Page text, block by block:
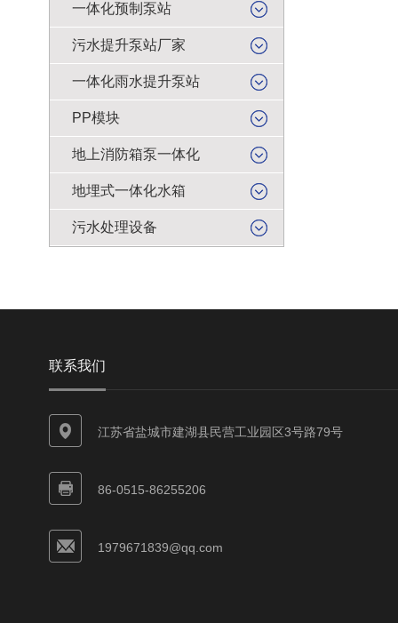
一体化预制泵站
污水提升泵站厂家
一体化雨水提升泵站
PP模块
地上消防箱泵一体化
地埋式一体化水箱
污水处理设备
联系我们
江苏省盐城市建湖县民营工业园区3号路79号
86-0515-86255206
1979671839@qq.com